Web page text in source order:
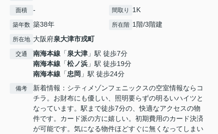
面積 - 間取り 1K
築年数 築38年 所在階 1階/3階建
所在地 大阪府泉大津市戎町
交通 南海本線 「泉大津 」駅 徒歩7分
南海本線 「松ノ浜 」駅 徒歩19分
南海本線 「忠岡 」駅 徒歩24分
備考
新着情報：シティメゾンフェニックスの空室情報ならコ
チラ。お財布にも優しい、照明要らずの明るいハイツと
なっています。駅まで徒歩7分の、快適なアクセスの物
件です。カード派の方に嬉しい。初期費用のカード決済
が可能です。気になる物件ほどすぐに無くなってしまい